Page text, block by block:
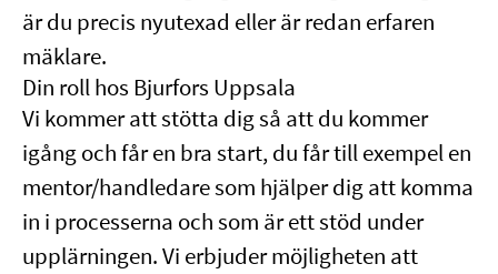
är du precis nyutexad eller är redan erfaren
mäklare.
Din roll hos Bjurfors Uppsala
Vi kommer att stötta dig så att du kommer
igång och får en bra start, du får till exempel en
mentor/handledare som hjälper dig att komma
in i processerna och som är ett stöd under
upplärningen. Vi erbjuder möjligheten att